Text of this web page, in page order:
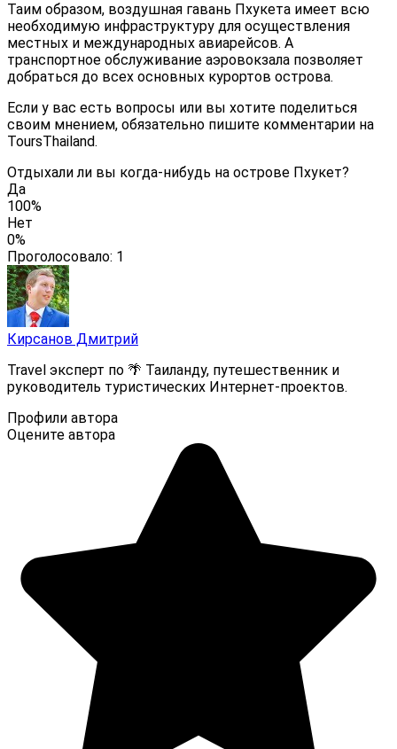
Таим образом, воздушная гавань Пхукета имеет всю
необходимую инфраструктуру для осуществления
местных и международных авиарейсов. А
транспортное обслуживание аэровокзала позволяет
добраться до всех основных курортов острова.
Если у вас есть вопросы или вы хотите поделиться
своим мнением, обязательно пишите комментарии на
ToursThailand.
Отдыхали ли вы когда-нибудь на острове Пхукет?
Да
100%
Нет
0%
Проголосовало: 1
Кирсанов Дмитрий
Travel эксперт по 🌴 Таиланду, путешественник и
руководитель туристических Интернет-проектов.
Профили автора
Оцените автора